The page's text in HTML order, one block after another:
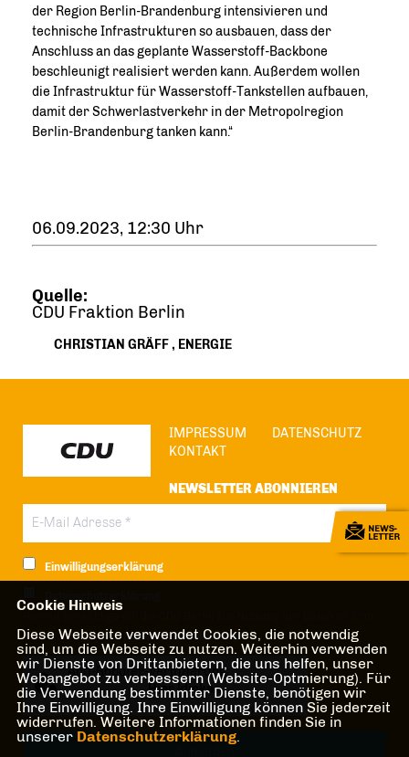
der Region Berlin-Brandenburg intensivieren und
technische Infrastrukturen so ausbauen, dass der
Anschluss an das geplante Wasserstoff-Backbone
beschleunigt realisiert werden kann. Außerdem wollen
die Infrastruktur für Wasserstoff-Tankstellen aufbauen,
damit der Schwerlastverkehr in der Metropolregion
Berlin-Brandenburg tanken kann.“
06.09.2023, 12:30 Uhr
Quelle:
CDU Fraktion Berlin
CHRISTIAN GRÄFF, ENERGIE
IMPRESSUM
DATENSCHUTZ
KONTAKT
NEWSLETTER ABONNIEREN
Einwilligungserklärung
der nachfolgenden Datenschutzerklärung.*
Anti-Roboter-Verifizierung
Hier klicken
Friendly Captcha ⇗
Cookie Hinweis
Diese Webseite verwendet Cookies, die notwendig
sind, um die Webseite zu nutzen. Weiterhin verwenden
wir Dienste von Drittanbietern, die uns helfen, unser
Webangebot zu verbessern (Website-Optmierung). Für
die Verwendung bestimmter Dienste, benötigen wir
Ihre Einwilligung. Ihre Einwilligung können Sie jederzeit
widerrufen. Weitere Informationen finden Sie in
unserer Datenschutzerklärung.